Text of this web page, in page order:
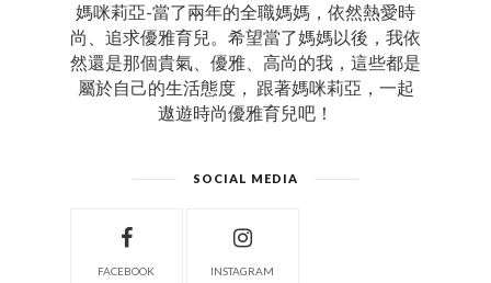
媽咪莉亞-當了兩年的全職媽媽，依然熱愛時
尚、追求優雅育兒。希望當了媽媽以後，我依
然還是那個貴氣、優雅、高尚的我，這些都是
屬於自己的生活態度， 跟著媽咪莉亞，一起
遨遊時尚優雅育兒吧！
SOCIAL MEDIA
FACEBOOK INSTAGRAM